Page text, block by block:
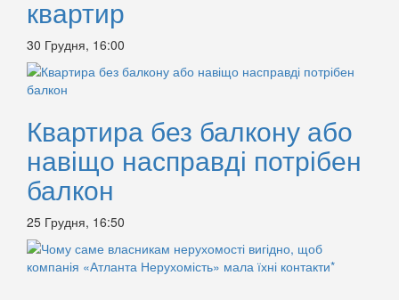
квартир
30 Грудня, 16:00
Квартира без балкону або
навіщо насправді потрібен
балкон
25 Грудня, 16:50